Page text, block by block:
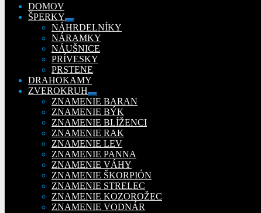
DOMOV
ŠPERKY
Rozbaliť
podradené
menu
NÁHRDELNÍKY
NÁRAMKY
NÁUŠNICE
PRÍVESKY
PRSTENE
DRAHOKAMY
ZVEROKRUH
Rozbaliť
podradené
menu
ZNAMENIE BARAN
ZNAMENIE BÝK
ZNAMENIE BLÍŽENCI
ZNAMENIE RAK
ZNAMENIE LEV
ZNAMENIE PANNA
ZNAMENIE VÁHY
ZNAMENIE ŠKORPIÓN
ZNAMENIE STRELEC
ZNAMENIE KOZOROŽEC
ZNAMENIE VODNÁR